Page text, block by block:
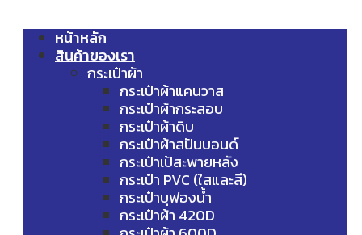
หน้าหลัก
สินค้าของเรา
กระเป๋าผ้า
กระเป๋าผ้าแคนวาส
กระเป๋าผ้ากระสอบ
กระเป๋าผ้าดิบ
กระเป๋าผ้าสปันบอนด์
กระเป๋าเป้สะพายหลัง
กระเป๋า PVC (ใสและสี)
กระเป๋าบุฟองน้ำ
กระเป๋าผ้า 420D